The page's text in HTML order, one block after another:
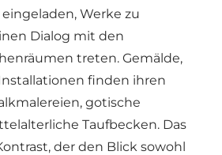
Werke zu
Dialog mit den
treten. Gemälde,
finden ihren
gotische
Taufbecken. Das
der den Blick sowohl